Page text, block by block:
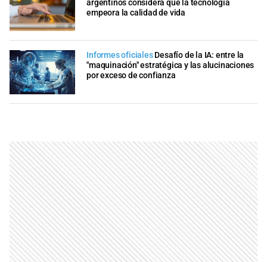
argentinos considera que la tecnología
empeora la calidad de vida
Informes oficiales Desafío de la IA: entre la
"maquinación" estratégica y las alucinaciones
por exceso de confianza